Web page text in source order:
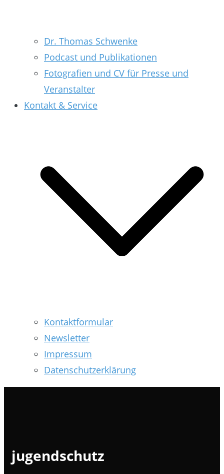
Dr. Thomas Schwenke
Podcast und Publikationen
Fotografien und CV für Presse und
Veranstalter
Kontakt & Service
Kontaktformular
Newsletter
Impressum
Datenschutzerklärung
jugendschutz